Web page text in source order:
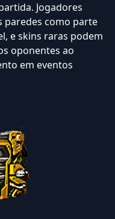
Jogadores
paredes como parte
e skins raras podem
oponentes ao
em eventos